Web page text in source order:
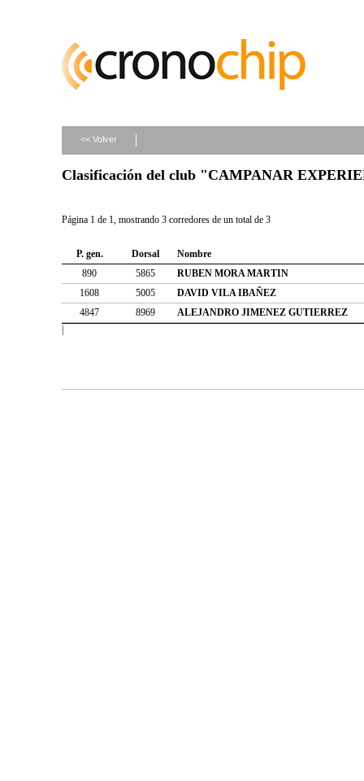
<< Volver
Clasificación del club "CAMPANAR
Página 1 de 1, mostrando 3 corredores de un total de 3
P. gen. Dorsal
Nombre
890
5865
RUBEN MORA MARTIN
1608
5005
DAVID VILA IBAÑEZ
4847
8969
ALEJANDRO JIMENEZ GUTIERREZ
|